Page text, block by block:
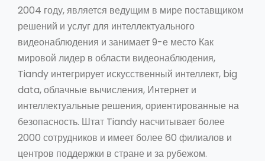
2004 году, является ведущим в мире поставщиком
решений и услуг для интеллектуального
видеонаблюдения и занимает 9-е место Как
мировой лидер в области видеонаблюдения,
Tiandy интегрирует искусственный интеллект, big
data, облачные вычисления, Интернет и
интеллектуальные решения, ориентированные на
безопасность. Штат Tiandy насчитывает более
2000 сотрудников и имеет более 60 филиалов и
центров поддержки в стране и за рубежом.